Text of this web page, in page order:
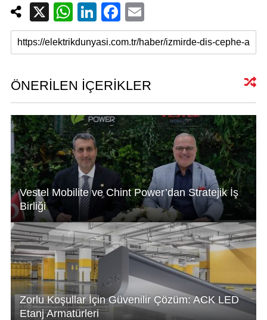
X
W
h
at
A
p
p
Li
n
k
dI
n
F
a
c
b
o
o
k
m
ail
ÖNERİLEN İÇERİKLER
Vestel Mobilite ve Chint Power’dan Stratejik İş
Birliği
Zorlu Koşullar İçin Güvenilir Çözüm: ACK LED
Etanj Armatürleri